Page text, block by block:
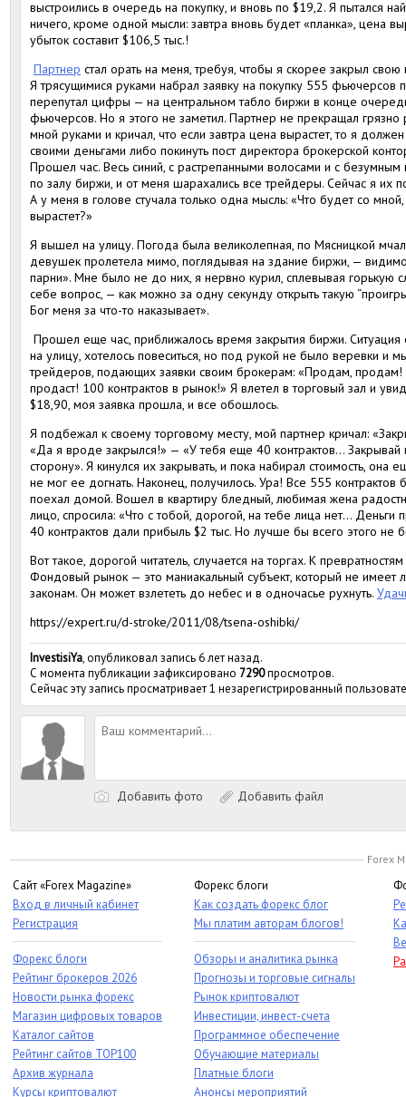
выстроились в очередь на покупку, и вновь по $19,2. Я пытался
ничего, кроме одной мысли: завтра вновь будет «планка», цена
убыток составит $106,5 тыс.!
Партнер стал орать на меня, требуя, чтобы я скорее закрыл
Я трясущимися руками набрал заявку на покупку 555 фьючерсов
перепутал цифры — на центральном табло биржи в конце
фьючерсов. Но я этого не заметил. Партнер не прекращал грязно
мной руками и кричал, что если завтра цена вырастет, то я
своими деньгами либо покинуть пост директора брокерской
Прошел час. Весь синий, с растрепанными волосами и с
по залу биржи, и от меня шарахались все трейдеры. Сейчас я их
А у меня в голове стучала только одна мысль: «Что будет со
вырастет?»
Я вышел на улицу. Погода была великолепная, по Мясницкой
девушек пролетела мимо, поглядывая на здание биржи, —
парни». Мне было не до них, я нервно курил, сплевывая горькую
себе вопрос, — как можно за одну секунду открыть такую
Бог меня за что-то наказывает».
Прошел еще час, приближалось время закрытия биржи. Ситуация
на улицу, хотелось повеситься, но под рукой не было веревки и
трейдеров, подающих заявки своим брокерам: «Продам,
продаст! 100 контрактов в рынок!» Я влетел в торговый зал и
$18,90, моя заявка прошла, и все обошлось.
Я подбежал к своему торговому месту, мой партнер кричал:
«Да я вроде закрылся!» — «У тебя еще 40 контрактов… Закрывай
сторону». Я кинулся их закрывать, и пока набирал стоимость, она
не мог ее догнать. Наконец, получилось. Ура! Все 555 контрактов
поехал домой. Вошел в квартиру бледный, любимая жена
лицо, спросила: «Что с тобой, дорогой, на тебе лица нет… Деньги
40 контрактов дали прибыль $2 тыс. Но лучше бы всего этого не
Вот такое, дорогой читатель, случается на торгах. К
Фондовый рынок — это маниакальный субъект, который не имеет
законам. Он может взлететь до небес и в одночасье рухнуть.
https://expert.ru/d-stroke/2011/08/tsena-oshibki/
InvestisiYa, опубликовал запись 6 лет назад.
С момента публикации зафиксировано 7290просмотров.
Сейчас эту запись просматривает 1 незарегистрированный
Добавить фото Добавить файл
Forex
Сайт «Forex Magazine»
Вход в личный кабинет
Регистрация
Форекс блоги
Рейтинг брокеров 2026
Новости рынка форекс
Магазин цифровых товаров
Каталог сайтов
Рейтинг сайтов TOP100
Архив журнала
Курсы криптовалют
Форекс блоги
Как создать форекс блог
Мы платим авторам блогов!
Обзоры и аналитика рынка
Прогнозы и торговые сигналы
Рынок криптовалют
Инвестиции, инвест-счета
Программное обеспечение
Обучающие материалы
Платные блоги
Анонсы мероприятий